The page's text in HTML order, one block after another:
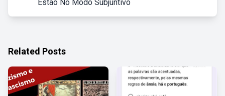
Estão No Modo Subjuntivo
Related Posts